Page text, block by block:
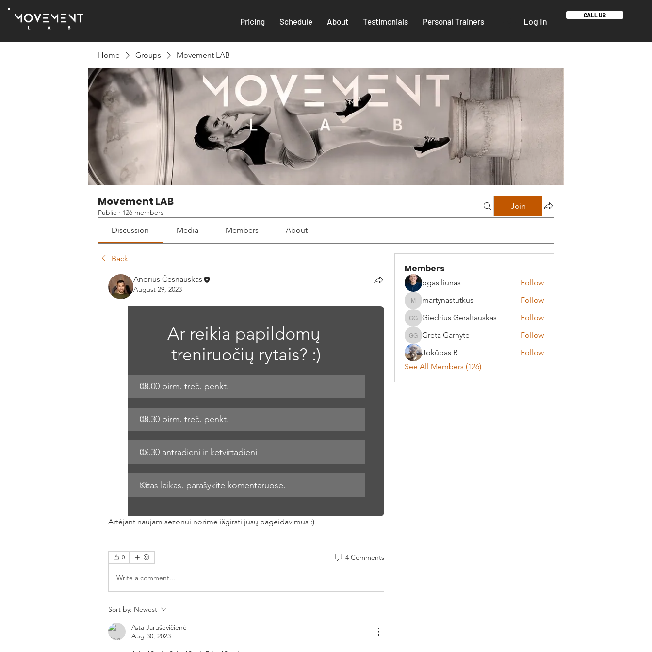
Pricing Schedule About Testimonials Personal Trainers Log In
CALL US
Home Groups Movement LAB
Movement LAB
Public · 126 members
Join
Discussion Media Members About
Back
Andrius Česnauskas
August 29, 2023
Ar reikia papildomų
treniruočių rytais? :)
0%
08.00 pirm. treč. penkt.
0%
08.30 pirm. treč. penkt.
0%
07.30 antradieni ir ketvirtadieni
0%
Kitas laikas. parašykite komentaruose.
Artėjant naujam sezonui norime išgirsti jūsų pageidavimus :)
0 4 Comments
Write a comment...
Sort by: Newest
Asta Jaruševičienė
Aug 30, 2023
Members
pgasiliunas Follow
martynastutkus
martynastutkus Follow
Giedrius Geraltauskas
Giedrius Geraltauskas Follow
Greta Garnyte
Greta Garnyte
Follow
Jokūbas R
Follow
See All Members (126)